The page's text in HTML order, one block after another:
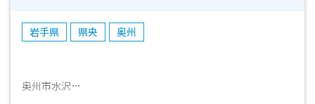
岩手県 県央 奥州
奥州市水沢